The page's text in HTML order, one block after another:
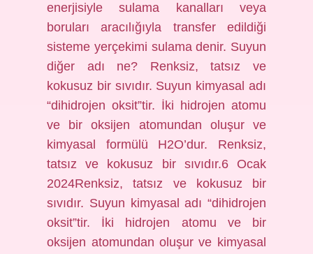
enerjisiyle sulama kanalları veya
boruları aracılığıyla transfer edildiği
sisteme yerçekimi sulama denir. Suyun
diğer adı ne? Renksiz, tatsız ve
kokusuz bir sıvıdır. Suyun kimyasal adı
“dihidrojen oksit”tir. İki hidrojen atomu
ve bir oksijen atomundan oluşur ve
kimyasal formülü H2O’dur. Renksiz,
tatsız ve kokusuz bir sıvıdır.6 Ocak
2024Renksiz, tatsız ve kokusuz bir
sıvıdır. Suyun kimyasal adı “dihidrojen
oksit”tir. İki hidrojen atomu ve bir
oksijen atomundan oluşur ve kimyasal